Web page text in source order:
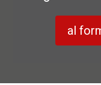
al